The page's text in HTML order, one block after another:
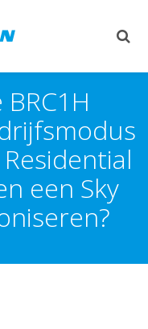
een Sky